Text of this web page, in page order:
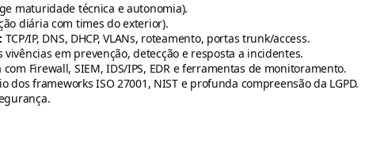
maturidade técnica e autonomia).
diária com times do exterior).
TCP/IP, DNS, DHCP, VLANs, roteamento, portas trunk/access.
vivências em prevenção, detecção e resposta a incidentes.
Firewall, SIEM, IDS/IPS, EDR e ferramentas de monitoramento.
dos frameworks ISO 27001, NIST e profunda compreensão da LGPD.